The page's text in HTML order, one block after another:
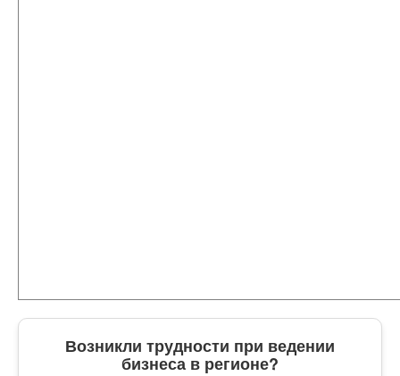
Возникли трудности при ведении
бизнеса в регионе?